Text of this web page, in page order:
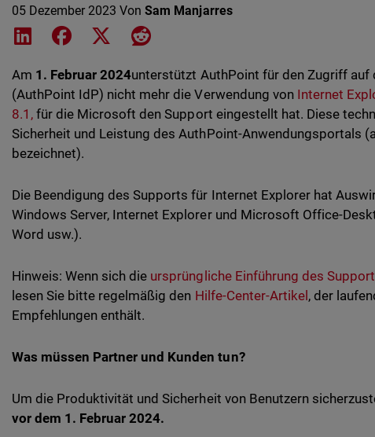
05 Dezember 2023 VonSam Manjarres
Share on LinkedIn
Share on Facebook
Share on XShare on Reddit
Am 1. Februar 2024unterstützt AuthPoint für den Zugriff auf
(AuthPoint IdP) nicht mehr die Verwendung von Internet
8.1, für die Microsoft den Support eingestellt hat. Diese
Sicherheit und Leistung des AuthPoint-Anwendungsportals
bezeichnet).
Die Beendigung des Supports für Internet Explorer hat
Windows Server, Internet Explorer und Microsoft Office-
Word usw.).
Hinweis: Wenn sich die ursprüngliche Einführung des
lesen Sie bitte regelmäßig den Hilfe-Center-Artikel , der
Empfehlungen enthält.
Was müssen Partner und Kunden tun?
Um die Produktivität und Sicherheit von Benutzern
vor dem 1. Februar 2024.